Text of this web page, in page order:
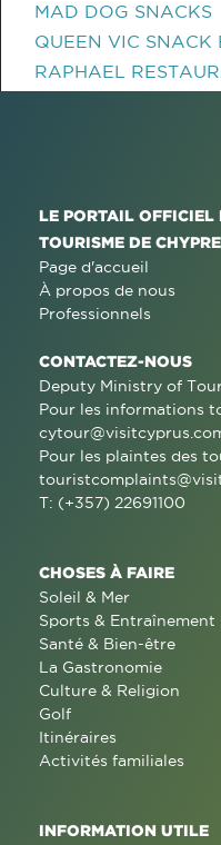
MAD DOG SNACKS
QUEEN VIC
RAPHAEL
LE PORTAIL OFFICIEL
TOURISME DE CHYPRE
Page d'accueil
À propos de nous
Professionnels
CONTACTEZ-NOUS
Deputy Ministry of
Pour les informations
Pour les plaintes des
T: (+357) 22691100
CHOSES À FAIRE
Soleil & Mer
Sports & Entraînement
Santé & Bien-être
La Gastronomie
Culture & Religion
Golf
Itinéraires
Activités familiales
INFORMATION UTILE